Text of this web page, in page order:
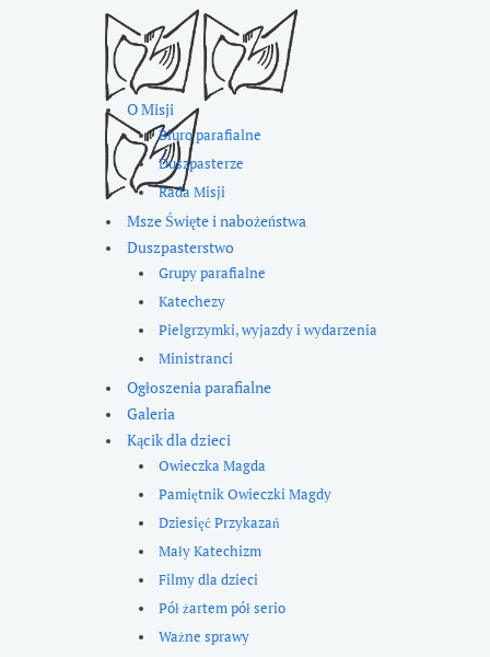
O Misji
Biuro parafialne
Duszpasterze
Rada Misji
Msze Święte i nabożeństwa
Duszpasterstwo
Grupy parafialne
Katechezy
Pielgrzymki, wyjazdy i wydarzenia
Ministranci
Ogłoszenia parafialne
Galeria
Kącik dla dzieci
Owieczka Magda
Pamiętnik Owieczki Magdy
Dziesięć Przykazań
Mały Katechizm
Filmy dla dzieci
Pół żartem pół serio
Ważne sprawy